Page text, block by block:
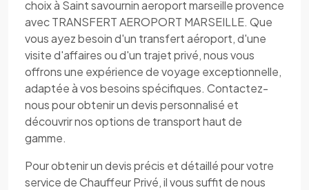
choix à Saint savournin aeroport marseille provence
avec TRANSFERT AEROPORT MARSEILLE. Que
vous ayez besoin d'un transfert aéroport, d'une
visite d'affaires ou d'un trajet privé, nous vous
offrons une expérience de voyage exceptionnelle,
adaptée à vos besoins spécifiques. Contactez-
nous pour obtenir un devis personnalisé et
découvrir nos options de transport haut de
gamme.
Pour obtenir un devis précis et détaillé pour votre
service de Chauffeur Privé, il vous suffit de nous